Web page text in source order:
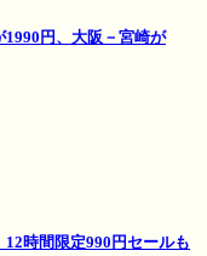
1990円、大阪－宮崎が
12時間限定990円セールも